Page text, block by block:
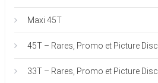
Maxi 45T
45T – Rares, Promo et Picture Disc
33T – Rares, Promo et Picture Disc